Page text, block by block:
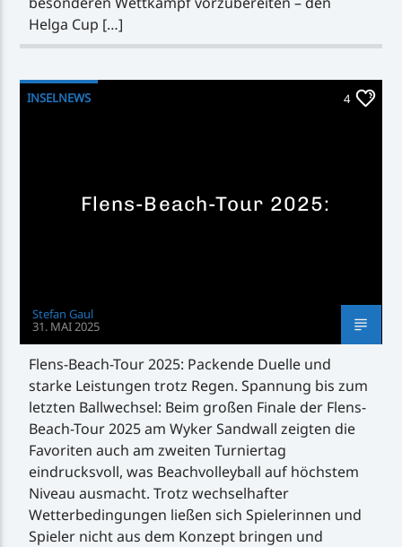
Helga Cup […]
INSELNEWS 4
Flens-Beach-Tour 2025:
Stefan Gaul
31. MAI 2025
Flens-Beach-Tour 2025: Packende Duelle und
starke Leistungen trotz Regen. Spannung bis zum
letzten Ballwechsel: Beim großen Finale der Flens-
Beach-Tour 2025 am Wyker Sandwall zeigten die
Favoriten auch am zweiten Turniertag
eindrucksvoll, was Beachvolleyball auf höchstem
Niveau ausmacht. Trotz wechselhafter
Wetterbedingungen ließen sich Spielerinnen und
Spieler nicht aus dem Konzept bringen und